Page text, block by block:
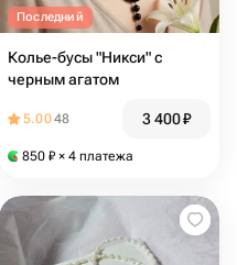
Последний
Колье-бусы "Никси" с
черным агатом
5.0048 3 400₽
850 ₽ × 4 платежа